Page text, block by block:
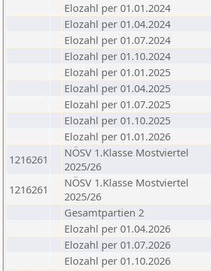
Elozahl per 01.01.2024
Elozahl per 01.04.2024
Elozahl per 01.07.2024
Elozahl per 01.10.2024
Elozahl per 01.01.2025
Elozahl per 01.04.2025
Elozahl per 01.07.2025
Elozahl per 01.10.2025
Elozahl per 01.01.2026
1216261
NÖSV 1.Klasse Mostviertel
2025/26
1216261
NÖSV 1.Klasse Mostviertel
2025/26
Gesamtpartien 2
Elozahl per 01.04.2026
Elozahl per 01.07.2026
Elozahl per 01.10.2026